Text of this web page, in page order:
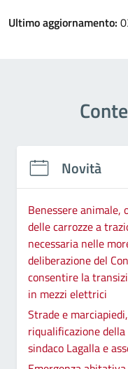
Ultimo aggiornamento:
Novità
Benessere animale,
delle carrozze a
necessaria nelle
deliberazione del
consentire la
in mezzi elettrici
Strade e
riqualificazione
sindaco Lagalla e